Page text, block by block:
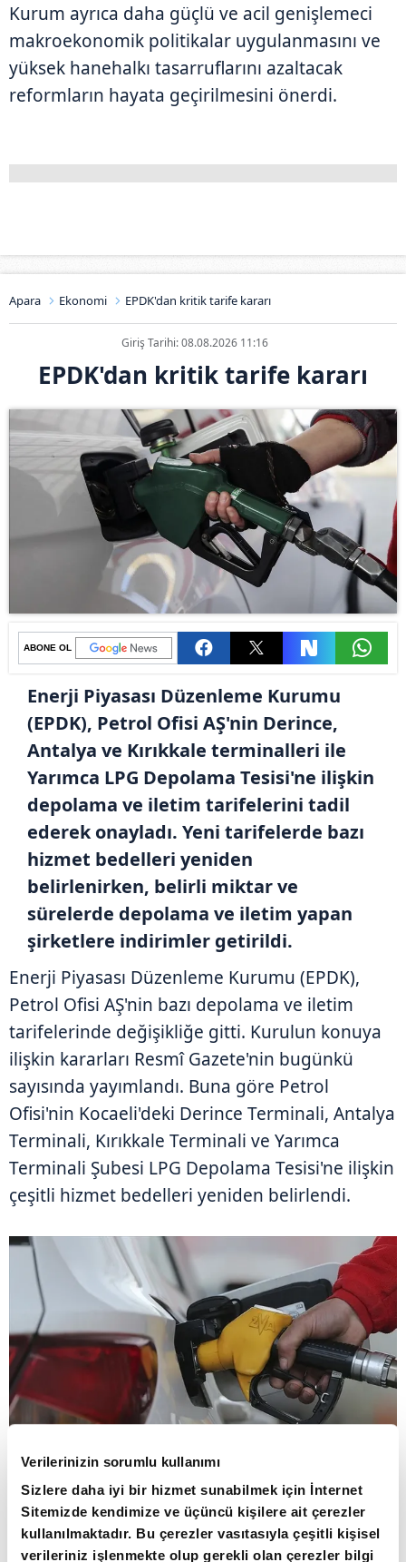
Verilerinizin sorumlu kullanımı
Sizlere daha iyi bir hizmet sunabilmek için İnternet
Sitemizde kendimize ve üçüncü kişilere ait çerezler
kullanılmaktadır. Bu çerezler vasıtasıyla çeşitli kişisel
verileriniz işlenmekte olup gerekli olan çerezler bilgi
Kurum ayrıca daha güçlü ve acil genişlemeci
makroekonomik politikalar uygulanmasını ve
yüksek hanehalkı tasarruflarını azaltacak
reformların hayata geçirilmesini önerdi.
Apara Ekonomi EPDK'dan kritik tarife kararı
Giriş Tarihi: 08.08.2026 11:16
EPDK'dan kritik tarife kararı
ABONE OL
Enerji Piyasası Düzenleme Kurumu
(EPDK), Petrol Ofisi AŞ'nin Derince,
Antalya ve Kırıkkale terminalleri ile
Yarımca LPG Depolama Tesisi'ne ilişkin
depolama ve iletim tarifelerini tadil
ederek onayladı. Yeni tarifelerde bazı
hizmet bedelleri yeniden
belirlenirken, belirli miktar ve
sürelerde depolama ve iletim yapan
şirketlere indirimler getirildi.
Enerji Piyasası Düzenleme Kurumu (EPDK),
Petrol Ofisi AŞ'nin bazı depolama ve iletim
tarifelerinde değişikliğe gitti. Kurulun konuya
ilişkin kararları Resmî Gazete'nin bugünkü
sayısında yayımlandı. Buna göre Petrol
Ofisi'nin Kocaeli'deki Derince Terminali, Antalya
Terminali, Kırıkkale Terminali ve Yarımca
Terminali Şubesi LPG Depolama Tesisi'ne ilişkin
çeşitli hizmet bedelleri yeniden belirlendi.
PETROL OFİSİ'NİN 4 TESİSİNDE TARİFELER
DEĞİŞTİ